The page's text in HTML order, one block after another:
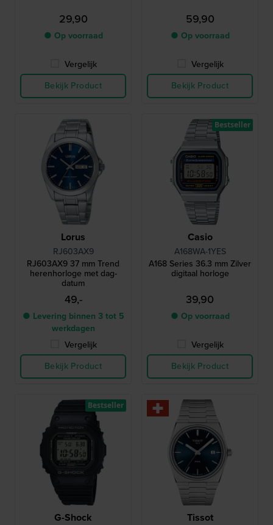
29,90
● Op voorraad
Vergelijk
Bekijk Product
59,90
● Op voorraad
Vergelijk
Bekijk Product
Lorus
RJ603AX9
RJ603AX9 37 mm Trend
herenhorloge met dag-
datum
49,-
● Levering binnen 3 tot 5
werkdagen
Vergelijk
Bekijk Product
Casio
A168WA-1YES
A168 Series 36.3 mm Zilver
digitaal horloge
39,90
● Op voorraad
Vergelijk
Bekijk Product
Bestseller
G-Shock
Bestseller
Tissot